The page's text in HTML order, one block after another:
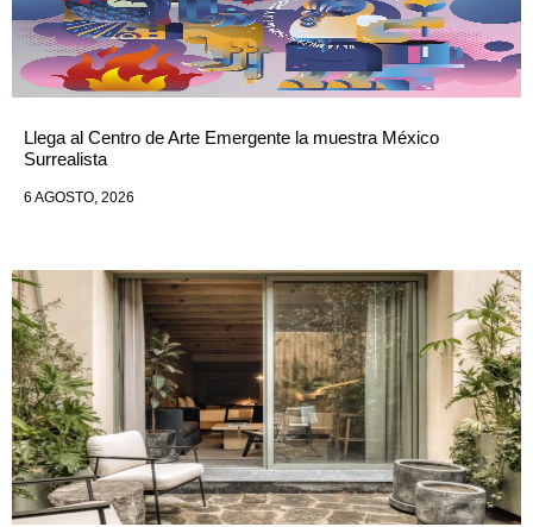
Llega al Centro de Arte Emergente la muestra México
Surrealista
6 AGOSTO, 2026